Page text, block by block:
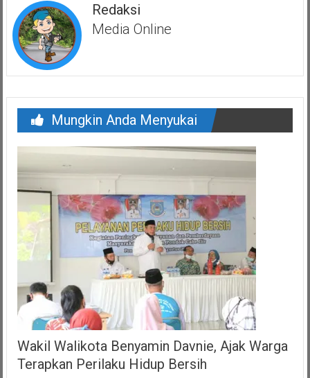
Redaksi
Media Online
Mungkin Anda Menyukai
Wakil Walikota Benyamin Davnie, Ajak Warga
Terapkan Perilaku Hidup Bersih